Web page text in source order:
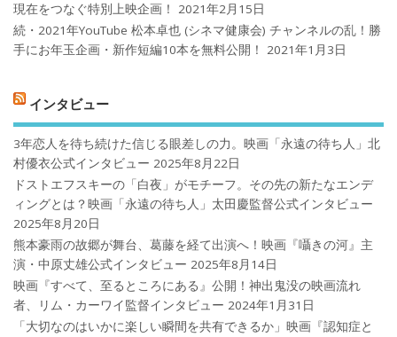
現在をつなぐ特別上映企画！
2021年2月15日
続・2021年YouTube 松本卓也 (シネマ健康会) チャンネルの乱！勝
手にお年玉企画・新作短編10本を無料公開！
2021年1月3日
インタビュー
3年恋人を待ち続けた信じる眼差しの力。映画「永遠の待ち人」北
村優衣公式インタビュー 2025年8月22日
ドストエフスキーの「白夜」がモチーフ。その先の新たなエンデ
ィングとは？映画「永遠の待ち人」太田慶監督公式インタビュー
2025年8月20日
熊本豪雨の故郷が舞台、葛藤を経て出演へ！映画『囁きの河』主
演・中原丈雄公式インタビュー 2025年8月14日
映画『すべて、至るところにある』公開！神出鬼没の映画流れ
者、リム・カーワイ監督インタビュー 2024年1月31日
「大切なのはいかに楽しい瞬間を共有できるか」映画『認知症と